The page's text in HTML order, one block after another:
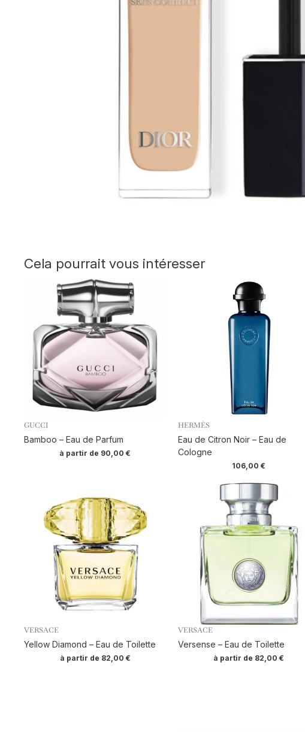
Cela pourrait vous intéresser
GUCCI
Bamboo – Eau de Parfum
à partir de 90,00€
HERMÈS
Eau de Citron Noir – Eau de
Cologne
106,00€
VERSACE
Yellow Diamond – Eau de Toilette
à partir de 82,00 €
VERSACE
Versense – Eau de Toilette
à partir de 82,00€